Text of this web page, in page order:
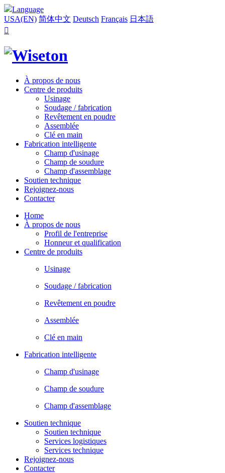
Language
USA(EN) 简体中文 Deutsch Français 日本語

À propos de nous
Centre de produits
Usinage
Soudage / fabrication
Revêtement en poudre
Assemblée
Clé en main
Fabrication intelligente
Champ d'usinage
Champ de soudure
Champ d'assemblage
Soutien technique
Rejoignez-nous
Contacter
Home
À propos de nous
Profil de l'entreprise
Honneur et qualification
Centre de produits
Usinage
Soudage / fabrication
Revêtement en poudre
Assemblée
Clé en main
Fabrication intelligente
Champ d'usinage
Champ de soudure
Champ d'assemblage
Soutien technique
Soutien technique
Services logistiques
Services technique
Rejoignez-nous
Contacter